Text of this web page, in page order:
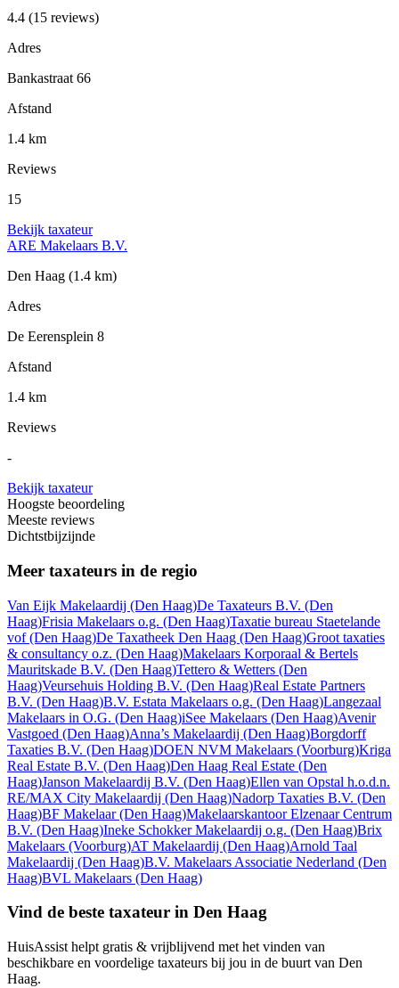
4.4 (15 reviews)
Adres
Bankastraat 66
Afstand
1.4 km
Reviews
15
Bekijk taxateur
ARE Makelaars B.V.
Den Haag (1.4 km)
Adres
De Eerensplein 8
Afstand
1.4 km
Reviews
-
Bekijk taxateur
Hoogste beoordeling
Meeste reviews
Dichtstbijzijnde
Meer taxateurs in de regio
Van Eijk Makelaardij (Den Haag)De Taxateurs B.V. (Den
Haag)Frisia Makelaars o.g. (Den Haag)Taxatie bureau Staetelande
vof(Den Haag)De Taxatheek Den Haag (Den Haag)Groot taxaties
& consultancy o.z. (Den Haag)Makelaars Korporaal & Bertels
Mauritskade B.V. (Den Haag)Tettero & Wetters (Den
Haag)Veursehuis Holding B.V. (Den Haag)Real Estate Partners
B.V. (Den Haag)B.V. Estata Makelaars o.g. (Den Haag)Langezaal
Makelaars in O.G. (Den Haag)iSee Makelaars (Den Haag)Avenir
Vastgoed (Den Haag)Anna’s Makelaardij (Den Haag)Borgdorff
Taxaties B.V. (Den Haag)DOEN NVM Makelaars (Voorburg)Kriga
Real Estate B.V. (Den Haag)Den Haag Real Estate (Den
Haag)Janson Makelaardij B.V. (Den Haag)Ellen van Opstal h.o.d.n.
RE/MAX City Makelaardij (Den Haag)Nadorp Taxaties B.V. (Den
Haag)BF Makelaar(Den Haag)Makelaarskantoor Elzenaar Centrum
B.V. (Den Haag)Ineke Schokker Makelaardij o.g. (Den Haag)Brix
Makelaars (Voorburg)AT Makelaardij (Den Haag)Arnold Taal
Makelaardij (Den Haag)B.V. Makelaars Associatie Nederland (Den
Haag)BVL Makelaars (Den Haag)
Vind de beste taxateur in Den Haag
HuisAssist helpt gratis & vrijblijvend met het vinden van
beschikbare en voordelige taxateurs bij jou in de buurt van Den
Haag.